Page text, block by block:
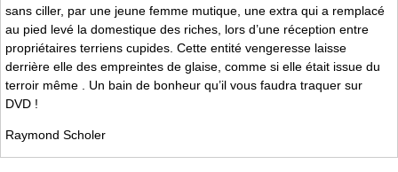
sans ciller, par une jeune femme mutique, une extra qui a remplacé
au pied levé la domestique des riches, lors d’une réception entre
propriétaires terriens cupides. Cette entité vengeresse laisse
derrière elle des empreintes de glaise, comme si elle était issue du
terroir même . Un bain de bonheur qu’il vous faudra traquer sur
DVD !
Raymond Scholer